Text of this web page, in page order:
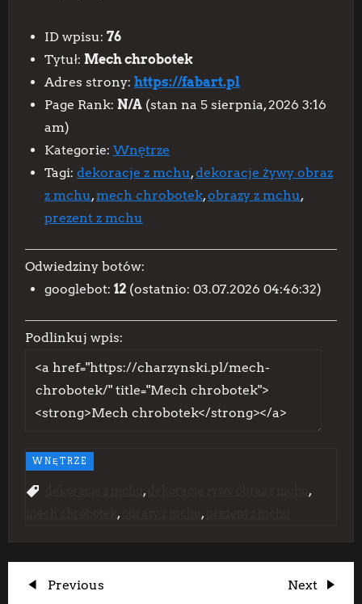
ID wpisu: 76
Tytuł: Mech chrobotek
Adres strony: https://fabart.pl
Page Rank: N/A (stan na 5 sierpnia, 2026 3:16
am)
Kategorie: Wnętrze
Tagi: dekoracje z mchu,dekoracje żywy obraz
z mchu,mech chrobotek,obrazy z mchu,
prezent z mchu
Odwiedziny botów:
googlebot: 12 (ostatnio: 03.07.2026 04:46:32)
Podlinkuj wpis:
WNĘTRZE
, ,
, ,
NPrevious
Previous
Next
Next